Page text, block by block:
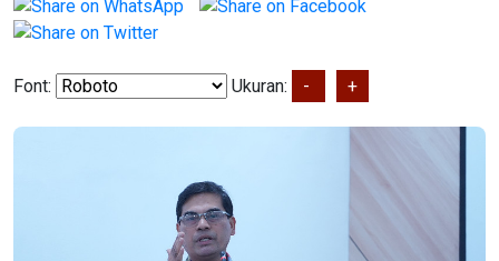
Font: Ukuran: - +